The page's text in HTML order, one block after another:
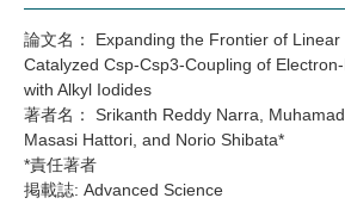
論文名： Expanding the Frontier of
Catalyzed Csp-Csp3-Coupling of
with Alkyl Iodides
著者名： Srikanth Reddy Narra,
Masasi Hattori, and Norio Shibata*
*責任著者
掲載誌: Advanced Science